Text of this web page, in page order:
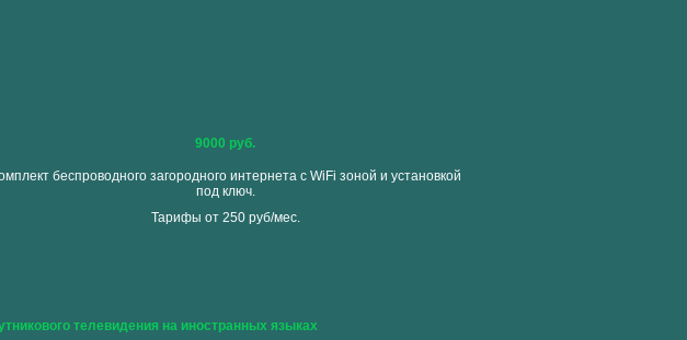
9000 руб.
беспроводного загородного интернета с WiFi зоной и установкой
под ключ.
Тарифы от 250 руб/мес.
телевидения на иностранных языках